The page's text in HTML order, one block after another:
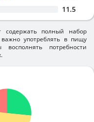
11.5
содержать полный набор
употреблять в пищу
восполнять потребности